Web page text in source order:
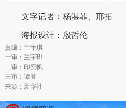
文字记者：杨湛菲、邢拓
海报设计：殷哲伦
责编：兰宇琪
一审：兰宇琪
二审：印奕帆
三审：谭登
来源：新华社